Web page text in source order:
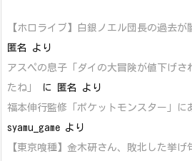
【ホロライブ】白銀ノエル団長の過去が
匿名
より
アスペの息子「ダイの大冒険が値下げさ
たね」
に 匿名
より
福本伸行監修「ポケットモンスター」に
syamu_game より
【東京喰種】金木研さん、敗北した挙げ